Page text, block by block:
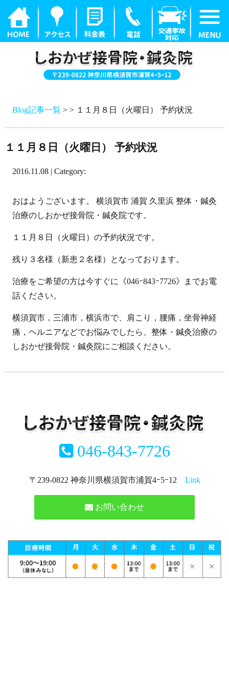
Blog記事一覧 > > １１月８日（火曜日） 予約状況
１１月８日（火曜日） 予約状況
2016.11.08 | Category:
おはようございます。 横須賀市 浦賀 久里浜 整体・鍼灸
治療のしおかぜ接骨院・鍼灸院です。
１１月８日（火曜日）の予約状況です。
残り３名様（新患２名様）となっております。
治療をご希望の方は今すぐに《046ｰ843ｰ7726》までお電
話ください。
横須賀市，三浦市，横浜市で、肩こり，腰痛，坐骨神経
痛，ヘルニアなどでお悩みでしたら、整体・鍼灸治療の
しおかぜ接骨院・鍼灸院にご相談ください。
046-843-7726
〒239-0822 神奈川県横須賀市浦賀4ｰ5ｰ12 Link
お問い合わせ